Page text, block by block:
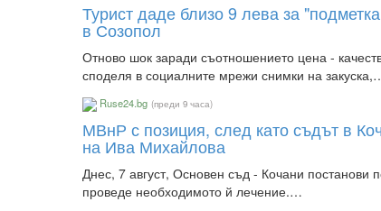
Турист даде близо 9 лева за
в Созопол
Отново шок заради съотношението цена -
споделя в социалните мрежи снимки на
Ruse24.bg (преди 9 часа)
МВнР с позиция, след като съдът в
на Ива Михайлова
Днес, 7 август, Основен съд - Кочани постанови
проведе необходимото й лечение.…